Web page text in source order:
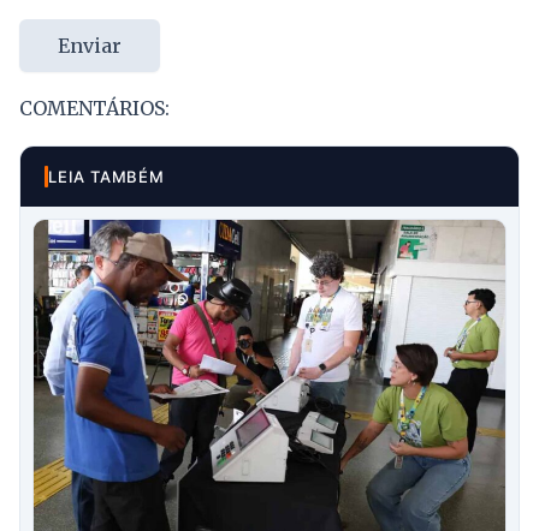
Enviar
COMENTÁRIOS:
LEIA TAMBÉM